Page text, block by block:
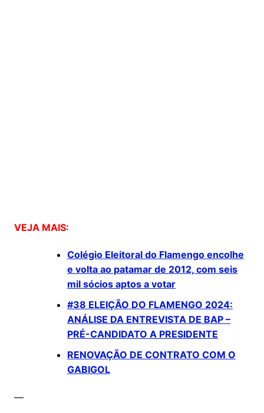
VEJA MAIS:
Colégio Eleitoral do Flamengo encolhe
e volta ao patamar de 2012, com seis
mil sócios aptos a votar
#38 ELEIÇÃO DO FLAMENGO 2024:
ANÁLISE DA ENTREVISTA DE BAP –
PRÉ-CANDIDATO A PRESIDENTE
RENOVAÇÃO DE CONTRATO COM O
GABIGOL
—